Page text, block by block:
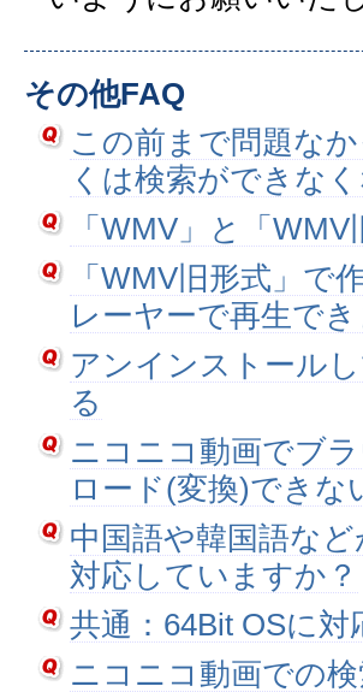
その他FAQ
この前まで問題な
くは検索ができな
「WMV」と「
「WMV旧形式」で
レーヤーで再生でき
アンインストール
る
ニコニコ動画でブ
ロード(変換)できな
中国語や韓国語な
対応していますか？
共通：64Bit OSに
ニコニコ動画での